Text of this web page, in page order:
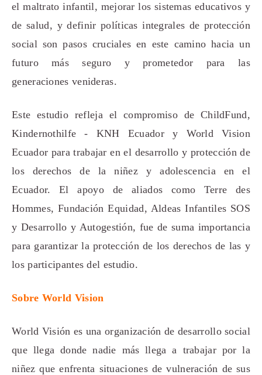
el maltrato infantil, mejorar los sistemas educativos y
de salud, y definir políticas integrales de protección
social son pasos cruciales en este camino hacia un
futuro más seguro y prometedor para las
generaciones venideras.
Este estudio refleja el compromiso de ChildFund,
Kindernothilfe - KNH Ecuador y World Vision
Ecuador para trabajar en el desarrollo y protección de
los derechos de la niñez y adolescencia en el
Ecuador. El apoyo de aliados como Terre des
Hommes, Fundación Equidad, Aldeas Infantiles SOS
y Desarrollo y Autogestión, fue de suma importancia
para garantizar la protección de los derechos de las y
los participantes del estudio.
Sobre World Vision
World Visión es una organización de desarrollo social
que llega donde nadie más llega a trabajar por la
niñez que enfrenta situaciones de vulneración de sus